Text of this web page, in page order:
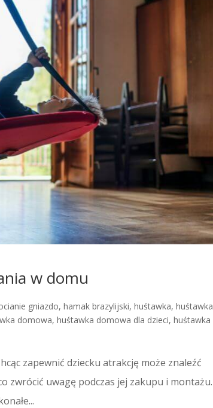
w domu
gniazdo,hamak brazylijski,huśtawka,huśtawka
domowa,huśtawka domowa dla dzieci,huśtawka
zapewnić dziecku atrakcję może znaleźć
zwrócić uwagę podczas jej zakupu i montażu.